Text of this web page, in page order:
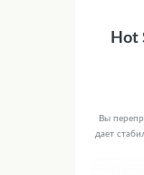
Hot
Вы
дает